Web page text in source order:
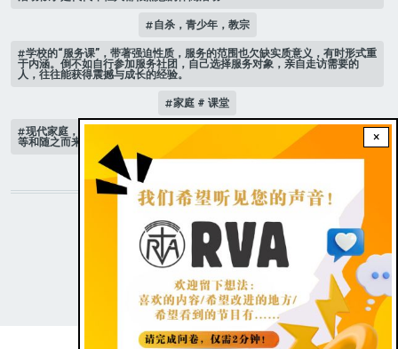
×
自杀，青少年，教宗
学校的“服务课”，带著强迫性质，服务的范围也欠缺实质意义，有时形式重
于内涵。倒不如自行参加服务社团，自己选择服务对象，亲自走访需要的
人，往往能获得震撼与成长的经验。
家庭 # 课堂
现代家庭，子女或许都是宝贝，不公平的待遇显得比较少，但隐性的不平
等和随之而来的身心压力却仍旧挥之不去。
STAY CONNECTED WITH US!